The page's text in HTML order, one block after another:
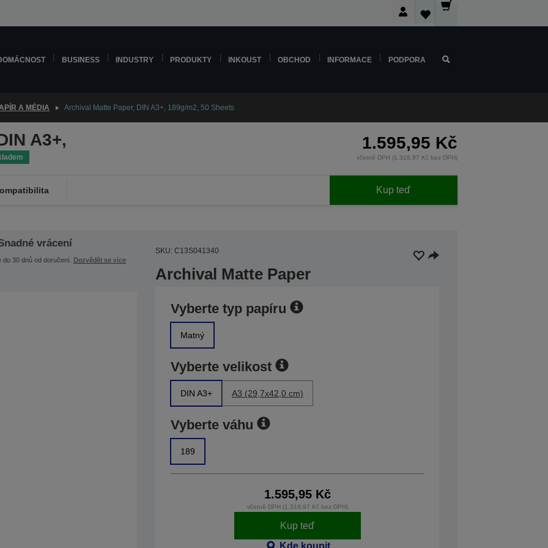
BUSINESS INDUSTRY PRODUKTY INKOUST OBCHOD INFORMACE PODPORA
A MÉDIA Archival Matte Paper, DIN A3+, 189g/m2, 50 Sheets
A3+,
1.595,95 Kč
včetně DPH (1.318,97 Kč bez DPH)
Kup teď
vrácení
do 30 dnů od doručení. Dozvědět se více
SKU: C13S041340
Archival Matte Paper
Vyberte typ papíru
Matný
Vyberte velikost
DIN A3+ A3 (29,7x42,0 cm)
Vyberte váhu
189
1.595,95 Kč
včetně DPH (1.318,97 Kč bez DPH)
Kup teď
Kde koupit